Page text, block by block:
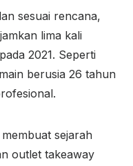
sesuai rencana,
lima kali
2021. Seperti
berusia 26 tahun
sejarah
outlet takeaway